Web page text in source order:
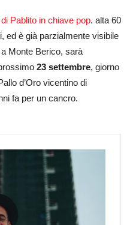
Pablito in chiave pop. alta 60
ed è già parzialmente visibile
Monte Berico, sarà
23 settembre, giorno
d’Oro vicentino di
fa per un cancro.